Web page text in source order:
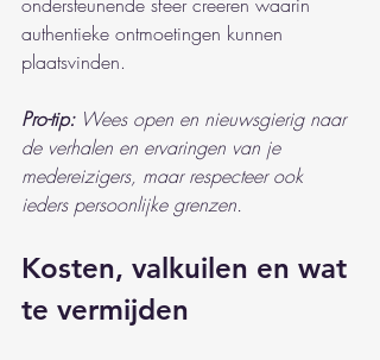
authentieke ontmoetingen kunnen
plaatsvinden.
Pro-tip: Wees open en nieuwsgierig naar
de verhalen en ervaringen van je
medereizigers, maar respecteer ook
ieders persoonlijke grenzen.
Kosten, valkuilen en wat
te vermijden